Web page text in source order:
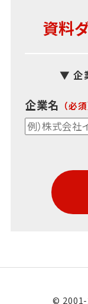
資料
▼ 企
企業名
© 2001-